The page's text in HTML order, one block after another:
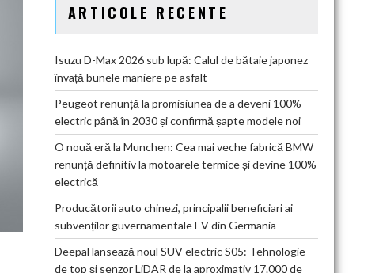
ARTICOLE RECENTE
Isuzu D-Max 2026 sub lupă: Calul de bătaie japonez
învață bunele maniere pe asfalt
Peugeot renunță la promisiunea de a deveni 100%
electric până în 2030 și confirmă șapte modele noi
O nouă eră la Munchen: Cea mai veche fabrică BMW
renunță definitiv la motoarele termice și devine 100%
electrică
Producătorii auto chinezi, principalii beneficiari ai
subvenților guvernamentale EV din Germania
Deepal lansează noul SUV electric S05: Tehnologie
de top și senzor LiDAR de la aproximativ 17.000 de